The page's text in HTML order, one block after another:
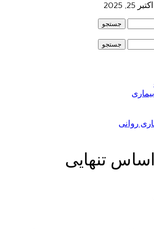
اکتبر 25, 2025
جستجو
جستجو
روانی
اساس تنهایی